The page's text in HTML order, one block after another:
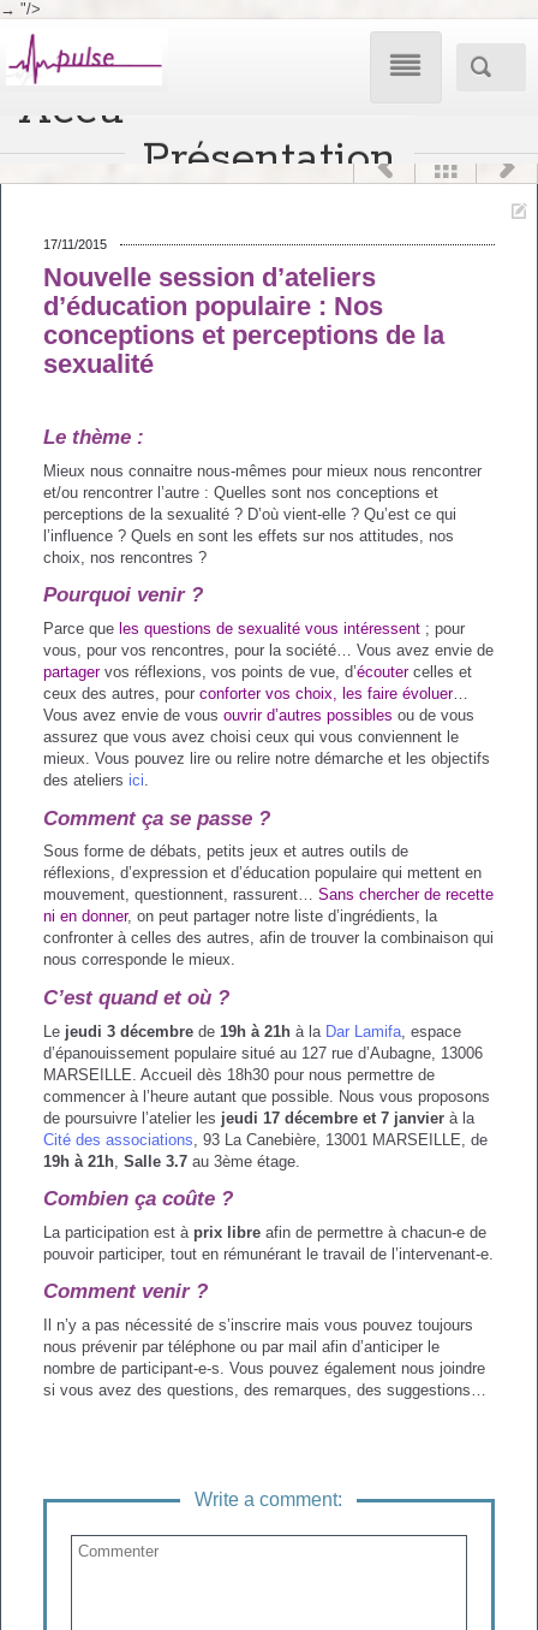
→ "/>

Aller
au
contenu
Accueil
Ateliers
Ateliers Adultes
Ateliers Parents
Atelier enfants
Nos evenements
publics
Ce qui se fait ailleurs
Présentation
Ateliers Adultes
Ateliers Parents
Ateliers Enfants
Portage de Paroles
Analyse des pratiques
Accompagnement
individuel
Accompagnement
collectif
Enquête
Conscientisante
Pour s’informer
Le contrôle social
Bibliographie autour de
la sexualité
Bibliographie enfants
Vos questions
  
17/11/2015
Nouvelle session d’ateliers
d’éducation populaire : Nos
conceptions et perceptions de la
sexualité
Le thème :
Mieux nous connaitre nous-mêmes pour mieux nous rencontrer
et/ou rencontrer l’autre : Quelles sont nos conceptions et
perceptions de la sexualité ? D’où vient-elle ? Qu’est ce qui
l’influence ? Quels en sont les effets sur nos attitudes, nos
choix, nos rencontres ?
Pourquoi venir ?
Parce que les questions de sexualité vous intéressent ; pour
vous, pour vos rencontres, pour la société… Vous avez envie de
partagervos réflexions, vos points de vue, d’écoutercelles et
ceux des autres, pour conforter vos choix, les faire évoluer…
Vous avez envie de vous ouvrir d’autres possibles ou de vous
assurez que vous avez choisi ceux qui vous conviennent le
mieux. Vous pouvez lire ou relire notre démarche et les objectifs
des ateliers ici.
Comment ça se passe ?
Sous forme de débats, petits jeux et autres outils de
réflexions, d’expression et d’éducation populaire qui mettent en
mouvement, questionnent, rassurent… Sans chercher de recette
ni en donner, on peut partager notre liste d’ingrédients, la
confronter à celles des autres, afin de trouver la combinaison qui
nous corresponde le mieux.
C’est quand et où ?
Le jeudi 3 décembre de 19h à 21h à la Dar Lamifa , espace
d’épanouissement populaire situé au 127 rue d’Aubagne, 13006
MARSEILLE. Accueil dès 18h30 pour nous permettre de
commencer à l’heure autant que possible. Nous vous proposons
de poursuivre l’atelier les jeudi 17 décembre et 7 janvier à la
Cité des associations , 93 La Canebière, 13001 MARSEILLE, de
19h à 21h Salle 3.7 au 3ème étage.
Combien ça coûte ?
La participation est à prix libre afin de permettre à chacun-e de
pouvoir participer, tout en rémunérant le travail de l’intervenant-e.
Comment venir ?
Il n’y a pas nécessité de s’inscrire mais vous pouvez toujours
nous prévenir par téléphone ou par mail afin d’anticiper le
nombre de participant-e-s. Vous pouvez également nous joindre
si vous avez des questions, des remarques, des suggestions…

Write a comment: